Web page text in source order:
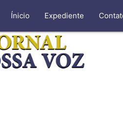
Ínicio Expediente